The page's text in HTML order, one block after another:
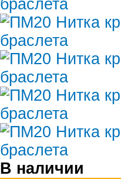
В наличии